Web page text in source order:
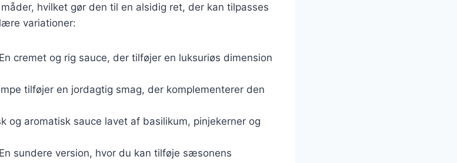
hvilket gør den til en alsidig ret, der kan tilpasses
variationer:
cremet og rig sauce, der tilføjer en luksuriøs dimension
tilføjer en jordagtig smag, der komplementerer den
og aromatisk sauce lavet af basilikum, pinjekerner og
sundere version, hvor du kan tilføje sæsonens